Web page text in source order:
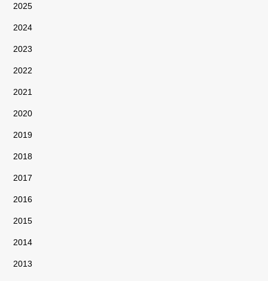
2025
2024
2023
2022
2021
2020
2019
2018
2017
2016
2015
2014
2013